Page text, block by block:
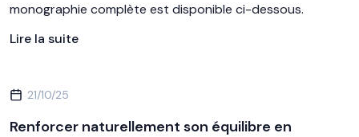
monographie complète est disponible ci-dessous.
Lire la suite
21/10/25
Renforcer naturellement son équilibre en